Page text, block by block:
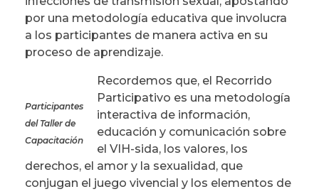
por una metodología educativa que involucra
a los participantes de manera activa en su
proceso de aprendizaje.
Participantes
del Taller de
Capacitación
Recordemos que, el Recorrido
Participativo es una metodología
interactiva de información,
educación y comunicación sobre
el VIH-sida, los valores, los
derechos, el amor y la sexualidad, que
conjugan el juego vivencial y los elementos de